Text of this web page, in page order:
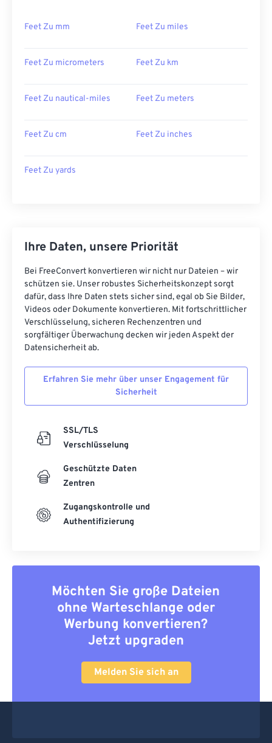
Feet Zu mm Feet Zu miles
Feet Zu micrometers Feet Zu km
Feet Zu nautical-miles Feet Zu meters
Feet Zu cm Feet Zu inches
Feet Zu yards
Ihre Daten, unsere Priorität
Bei FreeConvert konvertieren wir nicht nur Dateien – wir
schützen sie. Unser robustes Sicherheitskonzept sorgt
dafür, dass Ihre Daten stets sicher sind, egal ob Sie Bilder,
Videos oder Dokumente konvertieren. Mit fortschrittlicher
Verschlüsselung, sicheren Rechenzentren und
sorgfältiger Überwachung decken wir jeden Aspekt der
Datensicherheit ab.
Erfahren Sie mehr über unser Engagement für
Sicherheit
SSL/TLS
Verschlüsselung
Geschützte Daten
Zentren
Zugangskontrolle und
Authentifizierung
Möchten Sie große Dateien
ohne Warteschlange oder
Werbung konvertieren?
Jetzt upgraden
Melden Sie sich an